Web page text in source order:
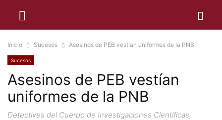
Inicio Sucesos Asesinos de PEB vestían uniformes de la PNB
Sucesos
Asesinos de PEB vestían
uniformes de la PNB
Detectives del Cuerpo de Investigaciones Científicas,